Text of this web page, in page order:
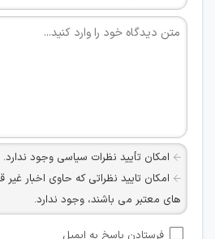
امکان تأیید نظرات سیاسی وجود ندارد.
امکان تایید نظراتی که حاوی اخبار غیر
های معتبر می باشند، وجود ندارد.
فرستادن پاسخ به ایمیل